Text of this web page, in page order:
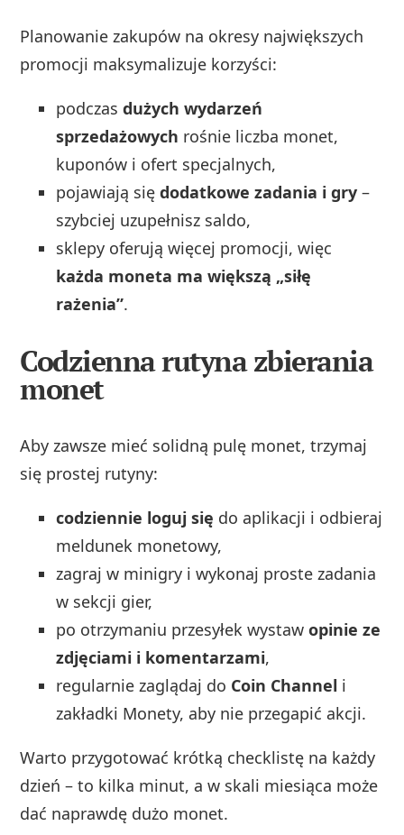
Planowanie zakupów na okresy największych
promocji maksymalizuje korzyści:
podczasdużych wydarzeń
sprzedażowych rośnie liczba monet,
kuponów i ofert specjalnych,
pojawiają siędodatkowe zadania i gry –
szybciej uzupełnisz saldo,
sklepy oferują więcej promocji, więc
każda moneta ma większą „siłę
rażenia”.
Codzienna rutyna zbierania
monet
Aby zawsze mieć solidną pulę monet, trzymaj
się prostej rutyny:
codziennie loguj się do aplikacji i odbieraj
meldunek monetowy,
zagraj w minigry i wykonaj proste zadania
w sekcji gier,
po otrzymaniu przesyłek wystawopinie ze
zdjęciami i komentarzami,
regularnie zaglądaj do Coin Channel i
zakładki Monety, aby nie przegapić akcji.
Warto przygotować krótką checklistę na każdy
dzień – to kilka minut, a w skali miesiąca może
dać naprawdę dużo monet.